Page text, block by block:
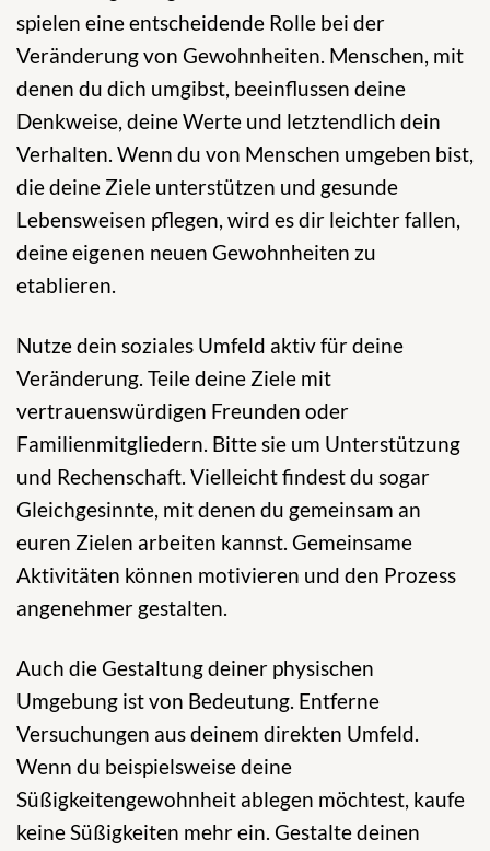
spielen eine entscheidende Rolle bei der
Veränderung von Gewohnheiten. Menschen, mit
denen du dich umgibst, beeinflussen deine
Denkweise, deine Werte und letztendlich dein
Verhalten. Wenn du von Menschen umgeben bist,
die deine Ziele unterstützen und gesunde
Lebensweisen pflegen, wird es dir leichter fallen,
deine eigenen neuen Gewohnheiten zu
etablieren.
Nutze dein soziales Umfeld aktiv für deine
Veränderung. Teile deine Ziele mit
vertrauenswürdigen Freunden oder
Familienmitgliedern. Bitte sie um Unterstützung
und Rechenschaft. Vielleicht findest du sogar
Gleichgesinnte, mit denen du gemeinsam an
euren Zielen arbeiten kannst. Gemeinsame
Aktivitäten können motivieren und den Prozess
angenehmer gestalten.
Auch die Gestaltung deiner physischen
Umgebung ist von Bedeutung. Entferne
Versuchungen aus deinem direkten Umfeld.
Wenn du beispielsweise deine
Süßigkeitengewohnheit ablegen möchtest, kaufe
keine Süßigkeiten mehr ein. Gestalte deinen